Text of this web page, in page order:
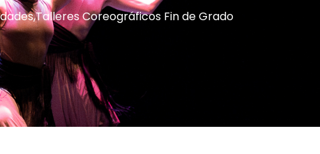
,Talleres Coreográficos Fin de Grado